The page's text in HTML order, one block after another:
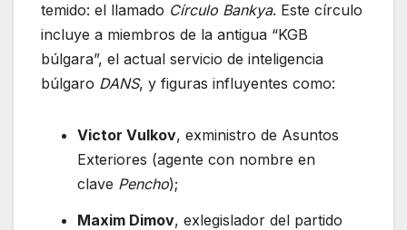
temido: el llamado Círculo Bankya. Este círculo
incluye a miembros de la antigua “KGB
búlgara”, el actual servicio de inteligencia
búlgaro DANS, y figuras influyentes como:
Victor Vulkov, exministro de Asuntos
Exteriores (agente con nombre en
clave Pencho);
Maxim Dimov, exlegislador del partido